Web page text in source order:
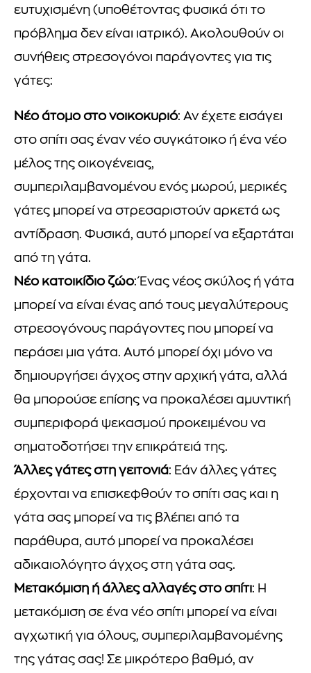
ευτυχισμένη (υποθέτοντας φυσικά ότι το
πρόβλημα δεν είναι ιατρικό). Ακολουθούν οι
συνήθεις στρεσογόνοι παράγοντες για τις
γάτες:
Νέο άτομο στο νοικοκυριό: Αν έχετε εισάγει
στο σπίτι σας έναν νέο συγκάτοικο ή ένα νέο
μέλος της οικογένειας,
συμπεριλαμβανομένου ενός μωρού, μερικές
γάτες μπορεί να στρεσαριστούν αρκετά ως
αντίδραση. Φυσικά, αυτό μπορεί να εξαρτάται
από τη γάτα.
Νέο κατοικίδιο ζώο: Ένας νέος σκύλος ή γάτα
μπορεί να είναι ένας από τους μεγαλύτερους
στρεσογόνους παράγοντες που μπορεί να
περάσει μια γάτα. Αυτό μπορεί όχι μόνο να
δημιουργήσει άγχος στην αρχική γάτα, αλλά
θα μπορούσε επίσης να προκαλέσει αμυντική
συμπεριφορά ψεκασμού προκειμένου να
σηματοδοτήσει την επικράτειά της.
Άλλες γάτες στη γειτονιά: Εάν άλλες γάτες
έρχονται να επισκεφθούν το σπίτι σας και η
γάτα σας μπορεί να τις βλέπει από τα
παράθυρα, αυτό μπορεί να προκαλέσει
αδικαιολόγητο άγχος στη γάτα σας.
Μετακόμιση ή άλλες αλλαγές στο σπίτι: Η
μετακόμιση σε ένα νέο σπίτι μπορεί να είναι
αγχωτική για όλους, συμπεριλαμβανομένης
της γάτας σας! Σε μικρότερο βαθμό, αν